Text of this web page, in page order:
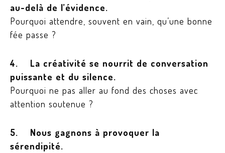
au-delà de l’évidence.
Pourquoi attendre, souvent en vain, qu’une bonne
fée passe ?
4. La créativité se nourrit de conversation
puissante et du silence.
Pourquoi ne pas aller au fond des choses avec
attention soutenue ?
5. Nous gagnons à provoquer la
sérendipité.